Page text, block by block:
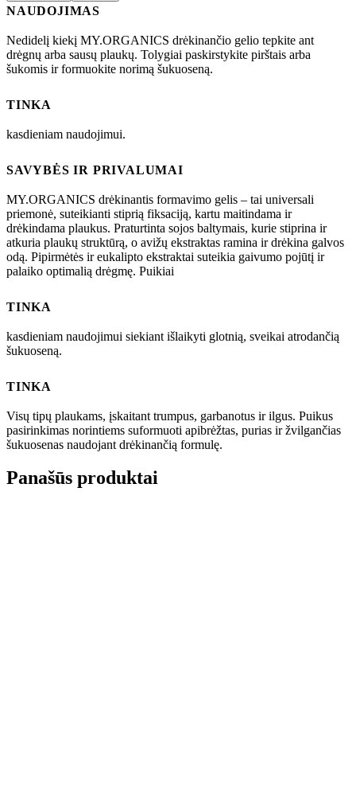
NAUDOJIMAS
Nedidelį kiekį MY.ORGANICS drėkinančio gelio tepkite ant
drėgnų arba sausų plaukų. Tolygiai paskirstykite pirštais arba
šukomis ir formuokite norimą šukuoseną.
TINKA
kasdieniam naudojimui.
SAVYBĖS IR PRIVALUMAI
MY.ORGANICS drėkinantis formavimo gelis – tai universali
priemonė, suteikianti stiprią fiksaciją, kartu maitindama ir
drėkindama plaukus. Praturtinta sojos baltymais, kurie stiprina ir
atkuria plaukų struktūrą, o avižų ekstraktas ramina ir drėkina galvos
odą. Pipirmėtės ir eukalipto ekstraktai suteikia gaivumo pojūtį ir
palaiko optimalią drėgmę. Puikiai
TINKA
kasdieniam naudojimui siekiant išlaikyti glotnią, sveikai atrodančią
šukuoseną.
TINKA
Visų tipų plaukams, įskaitant trumpus, garbanotus ir ilgus. Puikus
pasirinkimas norintiems suformuoti apibrėžtas, purias ir žvilgančias
šukuosenas naudojant drėkinančią formulę.
Panašūs produktai